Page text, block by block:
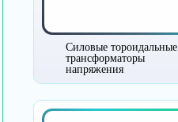
Силовые тороидальные
трансформаторы
напряжения